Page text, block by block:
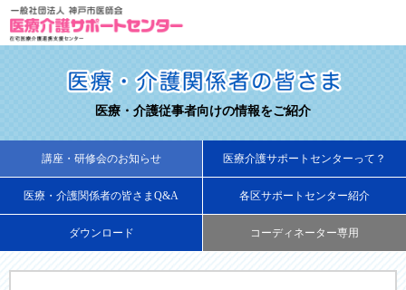
医療・介護従事者向けの情報をご紹介
講座・研修会のお知らせ 医療介護サポートセンターって？
医療・介護関係者の皆さまQ&A 各区サポートセンター紹介
ダウンロード コーディネーター専用